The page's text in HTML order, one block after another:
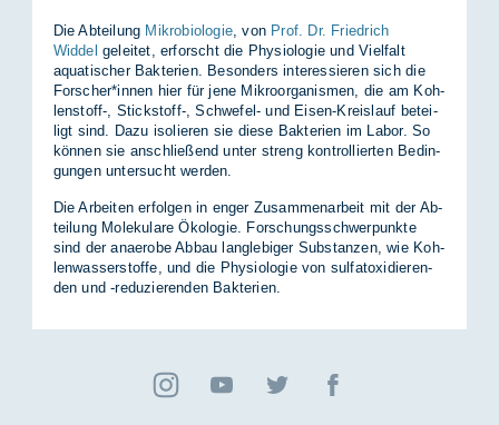
Die Ab­tei­lung Mikrobiologie, von Prof. Dr. Friedrich
Widdel ge­lei­tet, er­forscht die Phy­sio­lo­gie und Viel­falt
aqua­ti­scher Bak­te­ri­en. Be­son­ders in­ter­es­sie­ren sich die
For­scher*in­nen hier für jene Mi­kro­or­ga­nis­men, die am Koh­
len­stoff-, Stick­stoff-, Schwe­fel- und Ei­sen-Kreis­lauf be­tei­
ligt sind. Dazu iso­lie­ren sie die­se Bak­te­ri­en im La­bor. So
kön­nen sie an­schlie­ßend un­ter streng kon­trol­lier­ten Be­din­
gun­gen un­ter­sucht wer­den.
Die Ar­bei­ten er­fol­gen in en­ger Zu­sam­men­ar­beit mit der Ab­
tei­lung Mo­le­ku­la­re Öko­lo­gie. For­schungs­schwer­punk­te
sind der an­ae­ro­be Ab­bau lang­le­bi­ger Sub­stan­zen, wie Koh­
len­was­ser­stof­fe, und die Phy­sio­lo­gie von sul­fat­o­xi­die­ren­
den und -re­du­zie­ren­den Bak­te­ri­en.